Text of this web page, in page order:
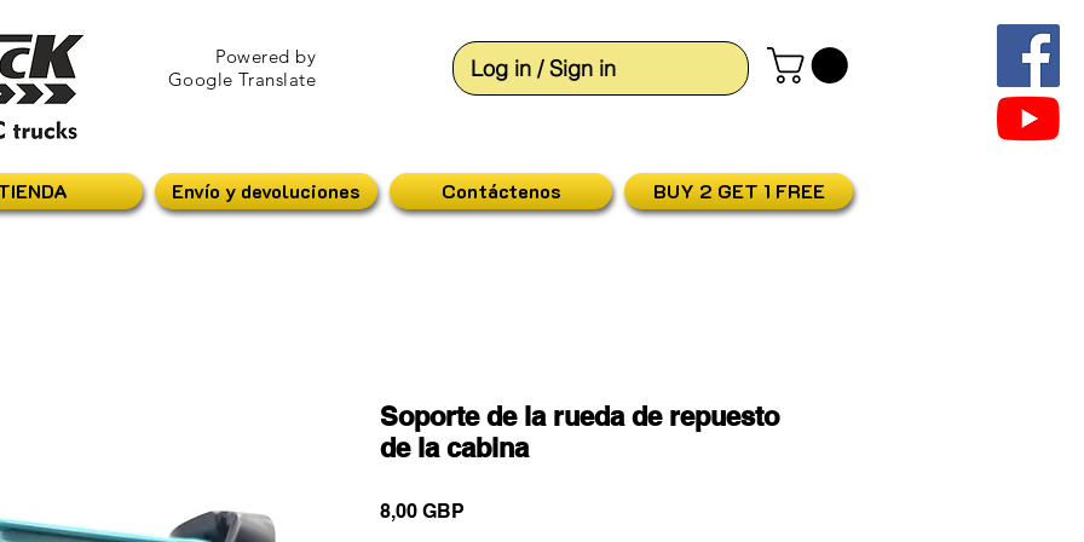
Powered by
Google Translate
Log in / Sign in
Envío y devoluciones Contáctenos BUY 2 GET 1 FREE
Soporte de la rueda de repuesto
de la cabina
8,00 GBP